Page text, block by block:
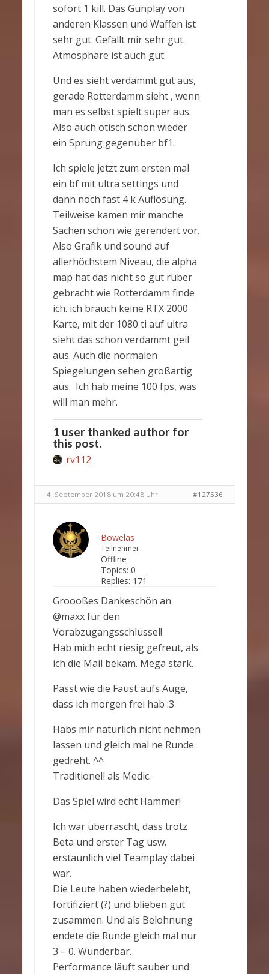
sofort 1 kill. Das Gunplay von
anderen Klassen und Waffen ist
sehr gut. Gefällt mir sehr gut.
Atmosphäre ist auch gut.
Und es sieht verdammt gut aus,
gerade Rotterdamm sieht , wenn
man es selbst spielt super aus.
Also auch otisch schon wieder
ein Sprung gegenüber bf1.
Ich spiele jetzt zum ersten mal
ein bf mit ultra settings und
dann noch fast 4 k Auflösung.
Teilweise kamen mir manche
Sachen schon wie gerendert vor.
Also Grafik und sound auf
allerhöchstem Niveau, die alpha
map hat das nicht so gut rüber
gebracht wie Rotterdamm finde
ich. ich brauch keine RTX 2000
Karte, mit der 1080 ti auf ultra
sieht das schon verdammt geil
aus. Auch die normalen
Spiegelungen sehen großartig
aus. Ich hab meine 100 fps, was
will man mehr.
1 user thanked author for
this post.
rv112
4. September 2018 um 20:48 Uhr #127536
Bowelas
Teilnehmer
Offline
Topics: 0
Replies: 171
Groooßes Dankeschön an
@maxx für den
Vorabzugangsschlüssel!
Hab mich echt riesig gefreut, als
ich die Mail bekam. Mega stark.
Passt wie die Faust aufs Auge,
dass ich morgen frei hab :3
Habs mir natürlich nicht nehmen
lassen und gleich mal ne Runde
gedreht. ^^
Traditionell als Medic.
Das Spiel wird echt Hammer!
Ich war überrascht, dass trotz
Beta und erster Tag usw.
erstaunlich viel Teamplay dabei
war.
Die Leute haben wiederbelebt,
fortifiziert (?) und blieben gut
zusammen. Und als Belohnung
endete die Runde gleich mal nur
3 – 0. Wunderbar.
Performance läuft sauber und